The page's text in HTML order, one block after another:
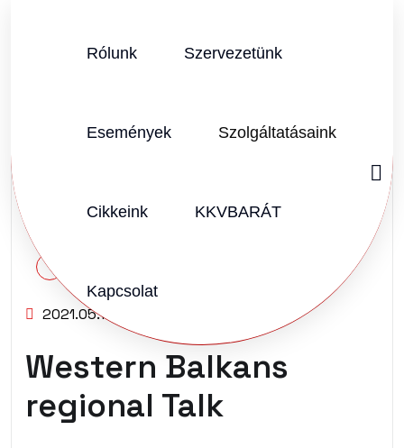
Rólunk Szervezetünk
Események Szolgáltatásaink
Cikkeink KKVBARÁT
Kapcsolat
2021.05.17.
Western Balkans
regional Talk